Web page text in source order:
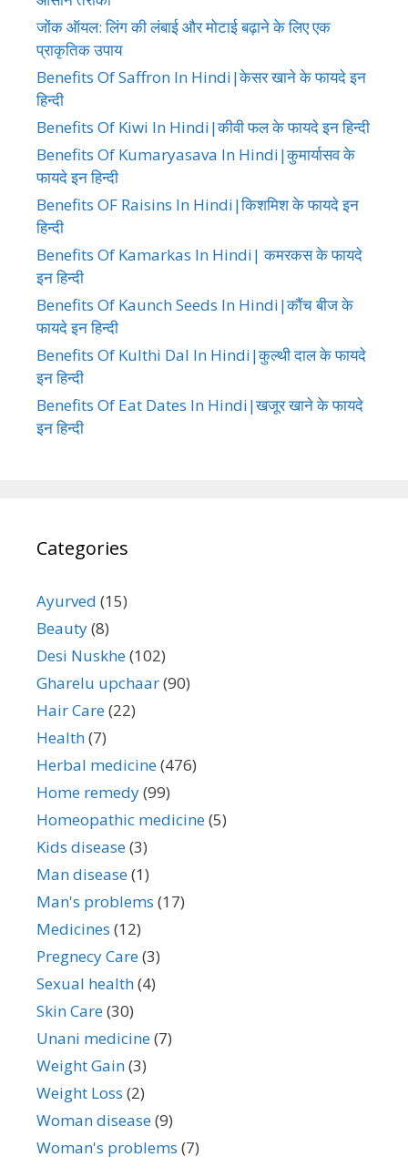
जोंक ऑयल: लिंग की लंबाई और मोटाई बढ़ाने के लिए एक
प्राकृतिक उपाय
Benefits Of Saffron In Hindi|केसर खाने के फायदे इन
हिन्दी
Benefits Of Kiwi In Hindi|कीवी फल के फायदे इन हिन्दी
Benefits Of Kumaryasava In Hindi|कुमार्यासव के
फायदे इन हिन्दी
Benefits OF Raisins In Hindi|किशमिश के फायदे इन
हिन्दी
Benefits Of Kamarkas In Hindi| कमरकस के फायदे
इन हिन्दी
Benefits Of Kaunch Seeds In Hindi|कौंच बीज के
फायदे इन हिन्दी
Benefits Of Kulthi Dal In Hindi|कुल्थी दाल के फायदे
इन हिन्दी
Benefits Of Eat Dates In Hindi|खजूर खाने के फायदे
इन हिन्दी
Categories
Ayurved (15)
Beauty(8)
Desi Nuskhe(102)
Gharelu upchaar(90)
Hair Care(22)
Health(7)
Herbal medicine(476)
Home remedy(99)
Homeopathic medicine(5)
Kids disease(3)
Man disease(1)
Man's problems (17)
Medicines (12)
Pregnecy Care(3)
Sexual health(4)
Skin Care(30)
Unani medicine(7)
Weight Gain(3)
Weight Loss (2)
Woman disease(9)
Woman's problems (7)